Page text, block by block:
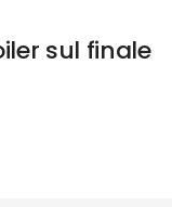
sul finale